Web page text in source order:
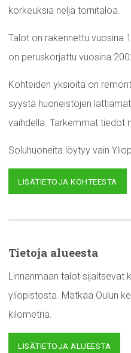
korkeuksia neljä tornitaloa.
Talot on rakennettu vuosina
on peruskorjattu vuosina
Kohteiden yksiöitä on
syystä huoneistojen
vaihdella. Tarkemmat tiedot
Soluhuoneita löytyy vain
LISÄTIETOJA KOHTEESTA
Tietoja alueesta
Linnanmaan talot sijaitsevat
yliopistosta. Matkaa Oulun
kilometriä.
LISÄTIETOJA ALUEESTA